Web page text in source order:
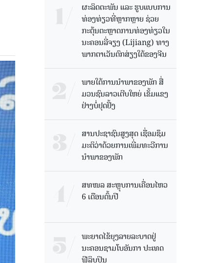
ຜະລິດຕະພັນ ແລະ ຮູບແບບການ
ທ່ອງທ່ຽວທີ່ຫຼາກຫຼາຍ ຊ່ວຍ
ກະຕຸ້ນຕະຫຼາດການທ່ອງທ່ຽວໃນ
ນະຄອນລີ່ຈຽງ (Lijiang) ທາງ
ພາກຕາເວັນຕົກສ່ຽງໃຕ້ຂອງຈີນ
ພາຍໃຕ້ການນໍາພາຂອງພັກ ສື່
ມວນຊົນລາວເຕີບໃຫຍ່ ເຂັ້ມແຂງ
ຢ່າງບໍ່ຢຸດຢັ້ງ
ສານປະຊາຊົນສູງສຸດ ເຊື່ອມຊຶມ
ມະຕິວ່າດ້ວຍການເພີ່ມທະວີການ
ນຳພາຂອງພັກ
ສທໜລ ສະຫຼຸບການເຄື່ອນໄຫວ
6 ເດືອນຕົ້ນປີ
ພະຍາດໄຂ້ຍຸງລາຍລະບາດຢູ່
ນະຄອນຊາມໂບ​ອັນກາ ປະເທດ
ຟີລິບປິນ